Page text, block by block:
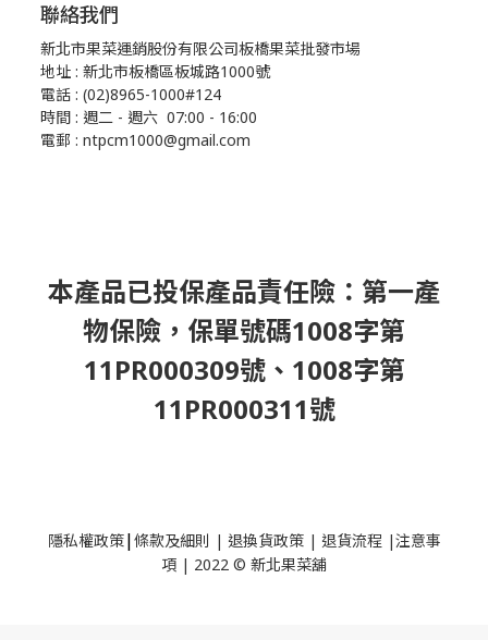
聯絡我們
新北市果菜運銷股份有限公司板橋果菜批發市場
地址 : 新北市板橋區板城路1000號
電話 : (02)8965-1000#124
時間 : 週二 - 週六 07:00 - 16:00
電郵 : ntpcm1000@gmail.com
本產品已投保產品責任險：第一產
物保險，保單號碼1008字第
11PR000309號、1008字第
11PR000311號
隱私權政策|條款及細則 | 退換貨政策| 退貨流程 |注意事
項 | 2022 © 新北果菜舖